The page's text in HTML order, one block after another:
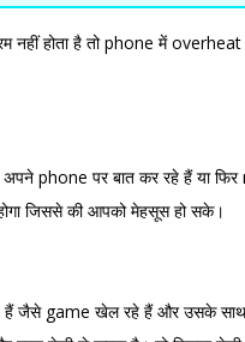
होता है तो phone में
phone पर बात कर रहे हैं या
जिससे की आपको मेहसूस हो सके।
हैं जैसे game खेल रहे हैं और उसके